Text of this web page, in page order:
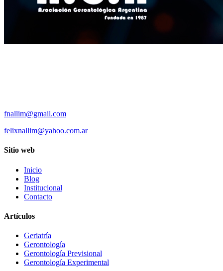
fnallim@gmail.com
felixnallim@yahoo.com.ar
Sitio web
Inicio
Blog
Institucional
Contacto
Artículos
Geriatría
Gerontología
Gerontología Previsional
Gerontología Experimental